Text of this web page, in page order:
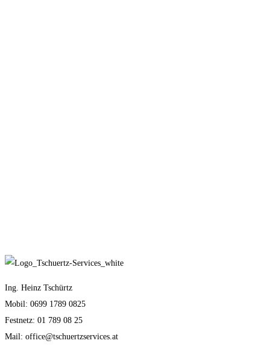
Ing. Heinz Tschürtz
Mobil: 0699 1789 0825
Festnetz: 01 789 08 25
Mail: office@tschuertzservices.at